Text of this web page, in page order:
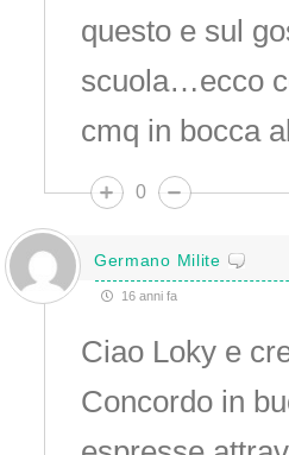
questo e sul
scuola…ecco
cmq in bocca
0
Germano Milite
16 anni fa
Ciao Loky e
Concordo in